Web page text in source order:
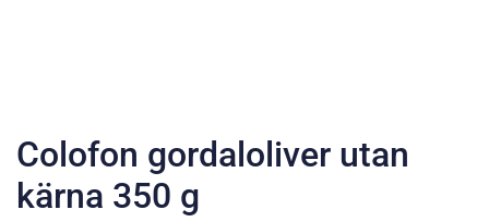
Colofon gordaloliver utan
kärna 350 g